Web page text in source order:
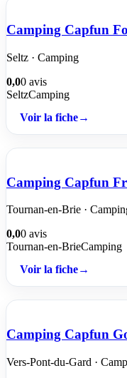
Camping Capfun
Seltz · Camping
0,00 avis
SeltzCamping
Voir la fiche→
Camping Capfun
Tournan-en-Brie ·
0,00 avis
Tournan-en-BrieCamping
Voir la fiche→
Camping Capfun
Vers-Pont-du-Gard ·